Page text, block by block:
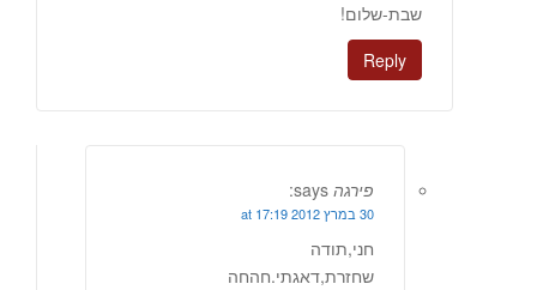
שבת-שלום!
Reply
פירגה says:
30 במרץ 2012 at 17:19
חני,תודה
שחזרת,דאגתי.חהחה